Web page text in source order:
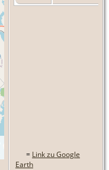
= Link zu Google
Earth